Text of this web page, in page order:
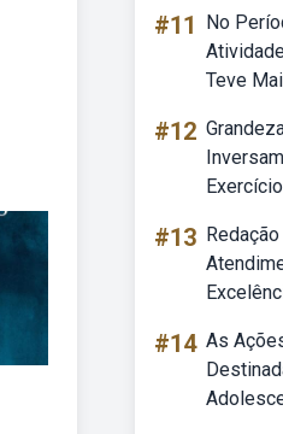
#11
No
Teve
#12
#13
#14 As